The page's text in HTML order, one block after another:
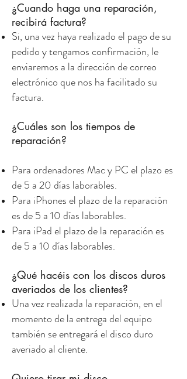
¿Cuando haga una reparación,
recibirá factura?
Si, una vez haya realizado el pago de su
pedido y tengamos confirmación, le
enviaremos a la dirección de correo
electrónico que nos ha facilitado su
factura.
¿Cuáles son los tiempos de
reparación?
Para ordenadores Mac y PC el plazo es
de 5 a 20 días laborables.
Para iPhones el plazo de la reparación
es de 5 a 10 días laborables.
Para iPad el plazo de la reparación es
de 5 a 10días laborables.
¿Qué hacéis con los discos duros
averiados de los clientes?
Una vez realizada la reparación, en el
momento de la entrega del equipo
también se entregará el disco duro
averiado al cliente.